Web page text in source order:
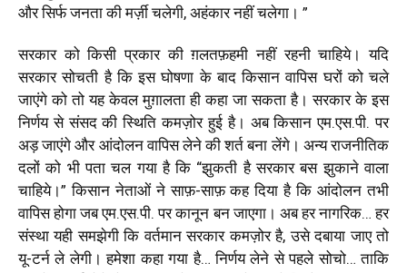
और सिर्फ जनता की मर्ज़ी चलेगी, अहंकार नहीं चलेगा। ”
सरकार को किसी प्रकार की ग़लतफ़हमी नहीं रहनी चाहिये। यदि
सरकार सोचती है कि इस घोषणा के बाद किसान वापिस घरों को चले
जाएंगे को तो यह केवल मुग़ालता ही कहा जा सकता है। सरकार के इस
निर्णय से संसद की स्थिति कमज़ोर हुई है। अब किसान एम.एस.पी. पर
अड़ जाएंगे और आंदोलन वापिस लेने की शर्त बना लेंगे। अन्य राजनीतिक
दलों को भी पता चल गया है कि “झुकती है सरकार बस झुकाने वाला
चाहिये।” किसान नेताओं ने साफ़-साफ़ कह दिया है कि आंदोलन तभी
वापिस होगा जब एम.एस.पी. पर कानून बन जाएगा। अब हर नागरिक… हर
संस्था यही समझेगी कि वर्तमान सरकार कमज़ोर है, उसे दबाया जाए तो
यू-टर्न ले लेगी। हमेशा कहा गया है… निर्णय लेने से पहले सोचो… ताकि